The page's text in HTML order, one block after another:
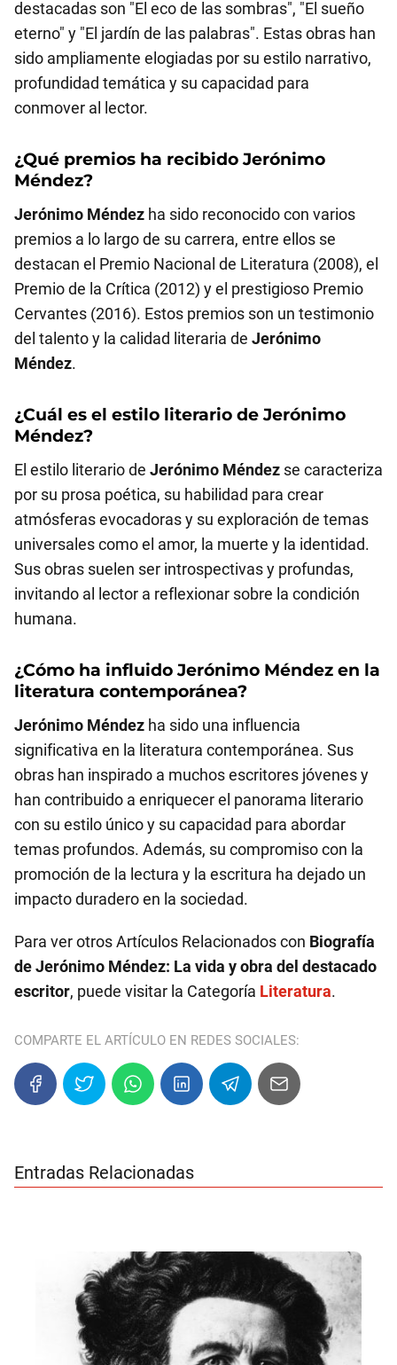
destacadas son "El eco de las sombras", "El sueño
eterno" y "El jardín de las palabras". Estas obras han
sido ampliamente elogiadas por su estilo narrativo,
profundidad temática y su capacidad para
conmover al lector.
¿Qué premios ha recibidoJerónimo
Méndez?
Jerónimo Méndez ha sido reconocido con varios
premios a lo largo de su carrera, entre ellos se
destacan el Premio Nacional de Literatura (2008), el
Premio de la Crítica (2012) y el prestigioso Premio
Cervantes (2016). Estos premios son un testimonio
del talento y la calidad literaria de Jerónimo
Méndez.
¿Cuál es el estilo literario deJerónimo
Méndez?
El estilo literario de Jerónimo Méndez se caracteriza
por su prosa poética, su habilidad para crear
atmósferas evocadoras y su exploración de temas
universales como el amor, la muerte y la identidad.
Sus obras suelen ser introspectivas y profundas,
invitando al lector a reflexionar sobre la condición
humana.
¿Cómo ha influidoJerónimo Méndez en la
literatura contemporánea?
Jerónimo Méndez ha sido una influencia
significativa en la literatura contemporánea. Sus
obras han inspirado a muchos escritores jóvenes y
han contribuido a enriquecer el panorama literario
con su estilo único y su capacidad para abordar
temas profundos. Además, su compromiso con la
promoción de la lectura y la escritura ha dejado un
impacto duradero en la sociedad.
Para ver otros Artículos Relacionados con Biografía
de Jerónimo Méndez: La vida y obra del destacado
escritor, puede visitar la Categoría Literatura.
COMPARTE EL ARTÍCULO EN REDES SOCIALES:
Entradas Relacionadas